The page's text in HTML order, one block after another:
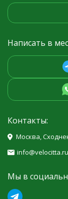
Написать в
Контакты:
Москва,
info@velocitta.ru
Мы в